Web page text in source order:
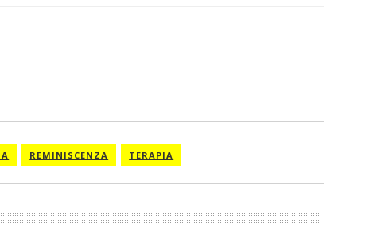
REMINISCENZA TERAPIA